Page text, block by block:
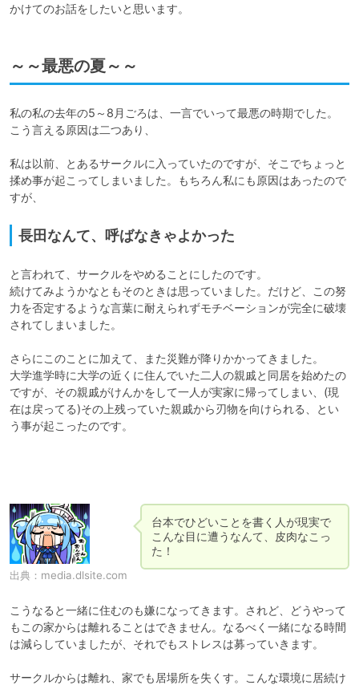
かけてのお話をしたいと思います。
～～最悪の夏～～
私の私の去年の5～8月ごろは、一言でいって最悪の時期でした。
こう言える原因は二つあり、
私は以前、とあるサークルに入っていたのですが、そこでちょっと
揉め事が起こってしまいました。もちろん私にも原因はあったので
長田なんて、呼ばなきゃよかった
と言われて、サークルをやめることにしたのです。
続けてみようかなともそのときは思っていました。だけど、この努
力を否定するような言葉に耐えられずモチベーションが完全に破壊
されてしまいました。
さらにこのことに加えて、また災難が降りかかってきました。
大学進学時に大学の近くに住んでいた二人の親戚と同居を始めたの
ですが、その親戚がけんかをして一人が実家に帰ってしまい、(現
在は戻ってる)その上残っていた親戚から刃物を向けられる、とい
う事が起こったのです。
出典： media.dlsite.com
台本でひどいことを書く人が現実で
こんな目に遭うなんて、皮肉なこっ
た！
こうなると一緒に住むのも嫌になってきます。されど、どうやって
もこの家からは離れることはできません。なるべく一緒になる時間
は減らしていましたが、それでもストレスは募っていきます。
サークルからは離れ、家でも居場所を失くす。こんな環境に居続け